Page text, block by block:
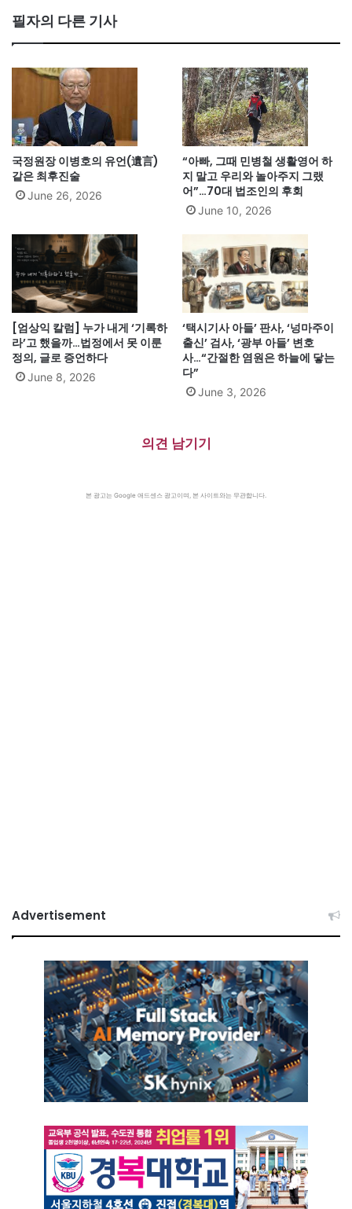
필자의 다른 기사
국정원장 이병호의 유언(遺言)
같은 최후진술
June 26, 2026
“아빠, 그때 민병철 생활영어 하
지 말고 우리와 놀아주지 그랬
어”…70대 법조인의 후회
June 10, 2026
[엄상익 칼럼] 누가 내게 ‘기록하
라’고 했을까…법정에서 못 이룬
정의, 글로 증언하다
June 8, 2026
‘택시기사 아들’ 판사, ‘넝마주이
출신’ 검사, ‘광부 아들’ 변호
사…“간절한 염원은 하늘에 닿는
다”
June 3, 2026
의견 남기기
본 광고는 Google 애드센스 광고이며, 본 사이트와는 무관합니다.
Advertisement